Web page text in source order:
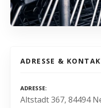
ADRESSE &
ADRESSE
Altstadt 367, 84494